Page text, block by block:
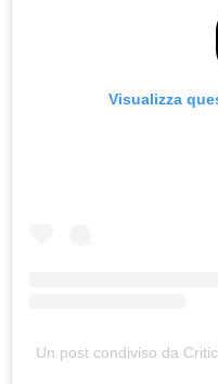
Visualizza
Un post condiviso da